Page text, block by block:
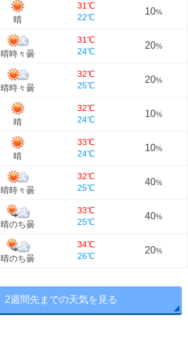
晴
31℃
22℃
10%
晴時々曇
31℃
24℃
20%
晴時々曇
32℃
25℃
20%
晴
32℃
24℃
10%
晴
33℃
24℃
10%
晴時々曇
32℃
25℃
40%
晴のち曇
33℃
25℃
40%
晴のち曇
34℃
26℃
20%
2週間先までの天気を見る